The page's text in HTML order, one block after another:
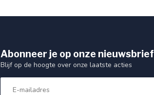
Abonneer je op onze nieuwsbrief
Blijf op de hoogte over onze laatste acties